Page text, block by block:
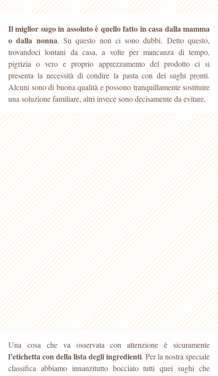
Il miglior sugo in assoluto è quello fatto in casa dalla mamma
o dalla nonna. Su questo non ci sono dubbi. Detto questo,
trovandoci lontani da casa, a volte per mancanza di tempo,
pigrizia o vero e proprio apprezzamento del prodotto ci si
presenta la necessità di condire la pasta con dei sughi pronti.
Alcuni sono di buona qualità e possono tranquillamente sostituire
una soluzione familiare, altri invece sono decisamente da evitare.
Una cosa che va osservata con attenzione è sicuramente
l’etichetta con della lista degli ingredienti. Per la nostra speciale
classifica abbiamo innanzitutto bocciato tutti quei sughi che